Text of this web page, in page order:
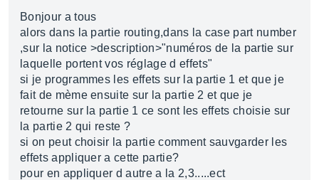
Bonjour a tous
alors dans la partie routing,dans la case part number
,sur la notice >description>"numéros de la partie sur
laquelle portent vos réglage d effets"
si je programmes les effets sur la partie 1 et que je
fait de mème ensuite sur la partie 2 et que je
retourne sur la partie 1 ce sont les effets choisie sur
la partie 2 qui reste ?
si on peut choisir la partie comment sauvgarder les
effets appliquer a cette partie?
pour en appliquer d autre a la 2,3.....ect